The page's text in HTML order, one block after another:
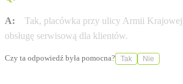
A:
Tak, placówka przy ulicy Armii Krajowej
obsługę serwisową dla klientów.
Czy ta odpowiedź była pomocna? Tak Nie